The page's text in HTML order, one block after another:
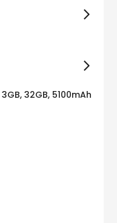
32GB, 5100mAh